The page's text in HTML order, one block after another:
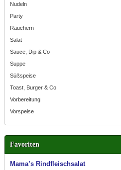
Nudeln
Party
Räuchern
Salat
Sauce, Dip & Co
Suppe
Süßspeise
Toast, Burger & Co
Vorbereitung
Vorspeise
Favoriten
Mama’s Rindfleischsalat